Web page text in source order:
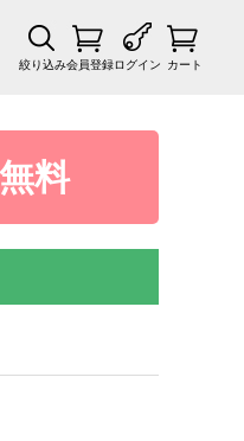
絞り込み会員登録ログイン カート
料